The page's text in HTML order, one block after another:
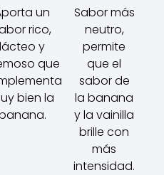
un
rico,
lácteo y
que
bien la
Sabor más
neutro,
permite
que el
sabor de
la banana
y la vainilla
brille con
más
intensidad.